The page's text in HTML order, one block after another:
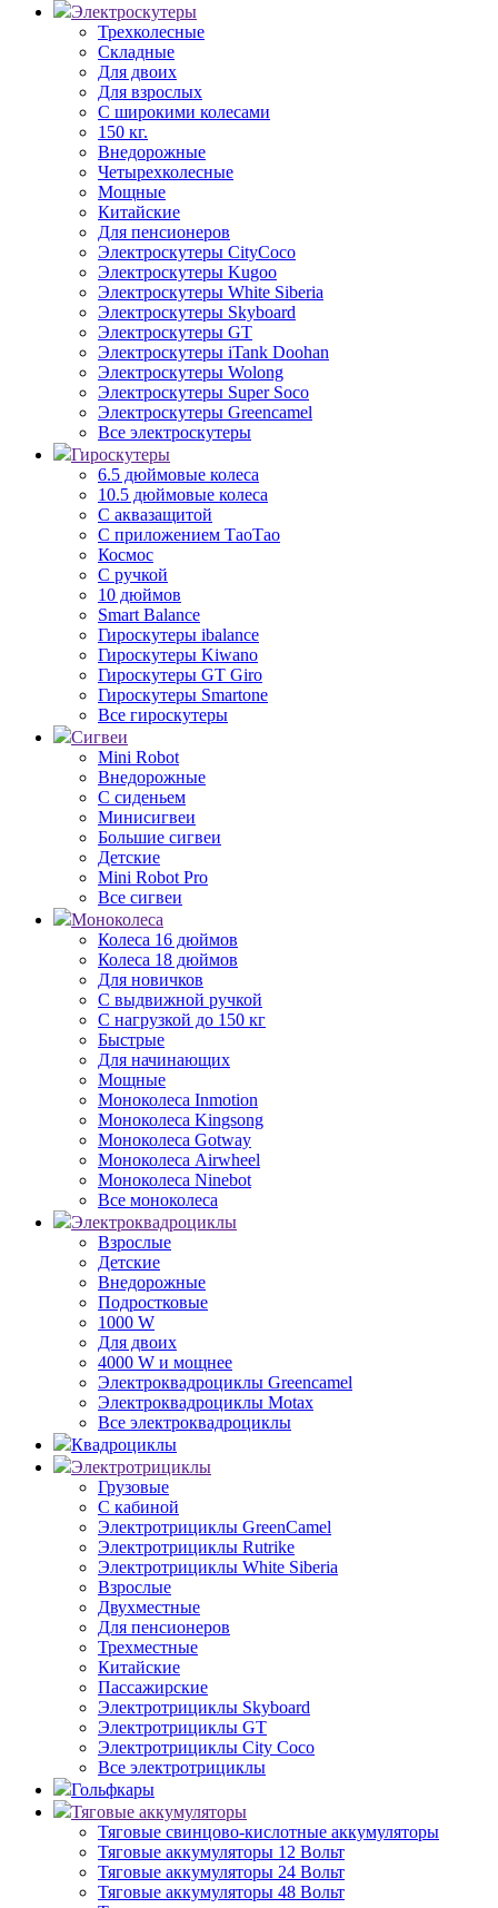
Электроскутеры
Трехколесные
Складные
Для двоих
Для взрослых
С широкими колесами
150 кг.
Внедорожные
Четырехколесные
Мощные
Китайские
Для пенсионеров
Электроскутеры CityCoco
Электроскутеры Kugoo
Электроскутеры White Siberia
Электроскутеры Skyboard
Электроскутеры GT
Электроскутеры iTank Doohan
Электроскутеры Wolong
Электроскутеры Super Soco
Электроскутеры Greencamel
Все электроскутеры
Гироскутеры
6.5 дюймовые колеса
10.5 дюймовые колеса
С аквазащитой
С приложением ТаоТао
Космос
С ручкой
10 дюймов
Smart Balance
Гироскутеры ibalance
Гироскутеры Kiwano
Гироскутеры GT Giro
Гироскутеры Smartone
Все гироскутеры
Сигвеи
Mini Robot
Внедорожные
С сиденьем
Минисигвеи
Большие сигвеи
Детские
Mini Robot Pro
Все сигвеи
Моноколеса
Колеса 16 дюймов
Колеса 18 дюймов
Для новичков
С выдвижной ручкой
С нагрузкой до 150 кг
Быстрые
Для начинающих
Мощные
Моноколеса Inmotion
Моноколеса Kingsong
Моноколеса Gotway
Моноколеса Airwheel
Моноколеса Ninebot
Все моноколеса
Электроквадроциклы
Взрослые
Детские
Внедорожные
Подростковые
1000 W
Для двоих
4000 W и мощнее
Электроквадроциклы Greencamel
Электроквадроциклы Motax
Все электроквадроциклы
Квадроциклы
Электротрициклы
Грузовые
С кабиной
Электротрициклы GreenCamel
Электротрициклы Rutrike
Электротрициклы White Siberia
Взрослые
Двухместные
Для пенсионеров
Трехместные
Китайские
Пассажирские
Электротрициклы Skyboard
Электротрициклы GT
Электротрициклы City Coco
Все электротрициклы
Гольфкары
Тяговые аккумуляторы
Тяговые свинцово-кислотные аккумуляторы
Тяговые аккумуляторы 12 Вольт
Тяговые аккумуляторы 24 Вольт
Тяговые аккумуляторы 48 Вольт